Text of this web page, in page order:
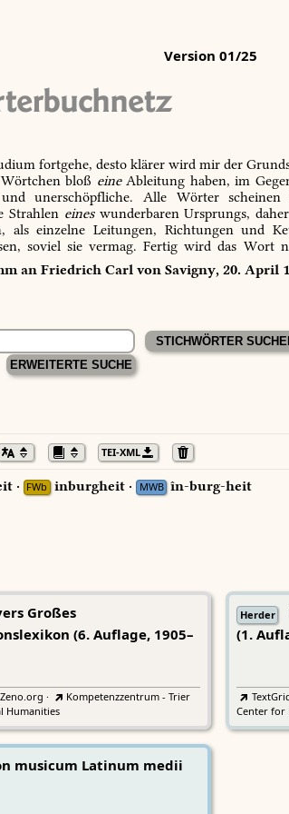
Version 01/25
fortgehe, desto klärer wird mir der
bloß eineAbleitung haben, im
unerschöpfliche. Alle Wörter
Strahlen eineswunderbaren Ursprungs,
als einzelne Leitungen, Richtungen und
soviel sie vermag. Fertig wird das Wort
an Friedrich Carl von Savigny, 20. April
ERWEITERTE SUCHE
TEI-XML
· FWb inburgheit · MWB în-burg-heit
Großes
(6. Auflage, 1905–
Zeno.org ·
Kompetenzzentrum - Trier
Humanities
Herder
(1.
Center for
musicum Latinum medii